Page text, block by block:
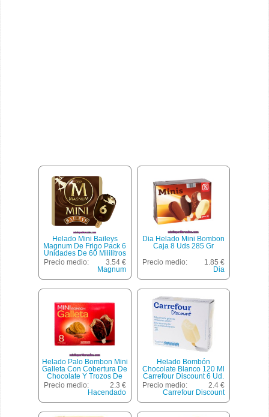
Helado Mini Baileys
Magnum De Frigo Pack 6
Unidades De 60 Mililitros
Precio medio:
3.54 €
Magnum
Dia Helado Mini Bombon
Caja 8 Uds 285 Gr
Precio medio:
1.85 €
Dia
Helado Palo Bombon Mini
Galleta Con Cobertura De
Chocolate Y Trozos De
Galleta, Hacendado, Caja
8 U - 480 Cc
Precio medio:
2.3 €
Hacendado
Helado Bombón
Chocolate Blanco 120 Ml
Carrefour Discount 6 Ud.
Precio medio:
2.4 €
Carrefour Discount